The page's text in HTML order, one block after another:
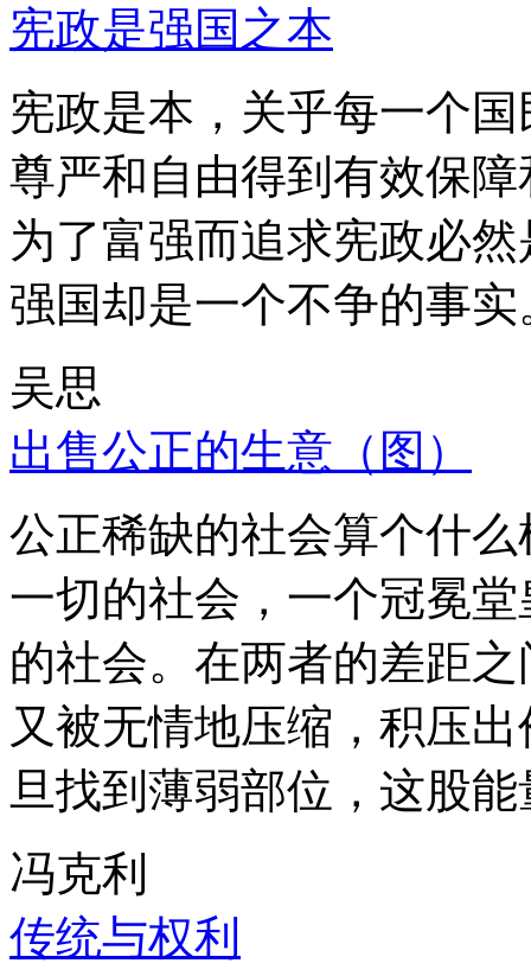
宪政是强国之本
宪政是本，关乎每一个
尊严和自由得到有效保
为了富强而追求宪政必
强国却是一个不争的事实
吴思
出售公正的生意（图）
公正稀缺的社会算个什
一切的社会，一个冠冕
的社会。在两者的差距
又被无情地压缩，积压
旦找到薄弱部位，这股
冯克利
传统与权利